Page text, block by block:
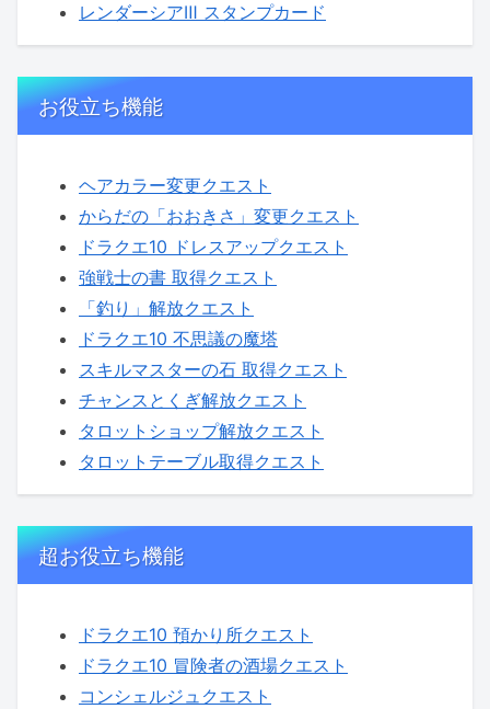
レンダーシアⅢ スタンプカード
お役立ち機能
ヘアカラー変更クエスト
からだの「おおきさ」変更クエスト
ドラクエ10 ドレスアップクエスト
強戦士の書 取得クエスト
「釣り」解放クエスト
ドラクエ10 不思議の魔塔
スキルマスターの石 取得クエスト
チャンスとくぎ解放クエスト
タロットショップ解放クエスト
タロットテーブル取得クエスト
超お役立ち機能
ドラクエ10 預かり所クエスト
ドラクエ10 冒険者の酒場クエスト
コンシェルジュクエスト